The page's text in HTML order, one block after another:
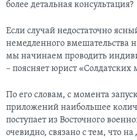
более детальная консультация?
Если случай недостаточно
немедленного вмешательства
мы начинаем проводить
– поясняет юрист «Солдатских
По его словам, с момента
приложений наибольшее
поступает из Восточного
очевидно, связано с тем, что